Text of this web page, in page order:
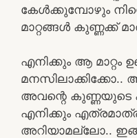
കേൾക്കുമ്പോഴും
മാറ്റങ്ങൾ കുണ്ണക്ക്
എനിക്കും ആ മാറ്റം
മനസിലാക്കിക്കോ..
അവന്റെ കുണ്ണയുടെ
എനിക്കും
അറിയാമല്ലോ..